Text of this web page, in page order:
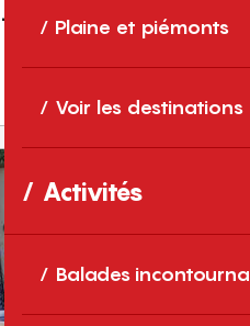
Plaine et piémonts
Voir les destinations
Activités
Balades
PERS.